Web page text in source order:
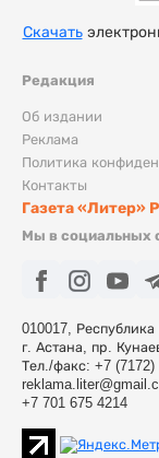
Редакция
Об издании
Реклама
Политика
Контакты
Газета «Литер»
Мы в социальных
010017, Республика
г. Астана, пр.
Тел./факс: +7 (7172)
+7 701 675 4214
Скачать